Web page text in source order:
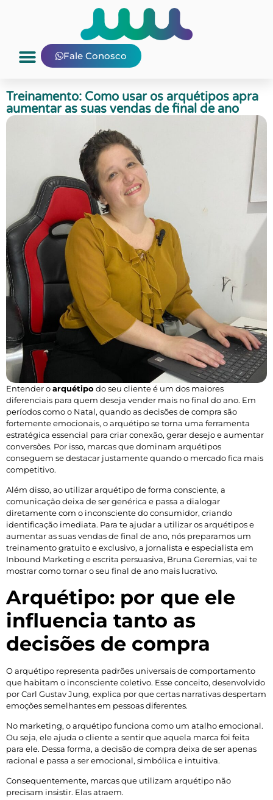
Fale Conosco
Treinamento: Como usar os arquétipos apra
aumentar as suas vendas de final de ano
Entender oarquétipo do seu cliente é um dos maiores
diferenciais para quem deseja vender mais no final do ano. Em
períodos como o Natal, quando as decisões de compra são
fortemente emocionais, o arquétipo se torna uma ferramenta
estratégica essencial para criar conexão, gerar desejo e aumentar
conversões. Por isso, marcas que dominam arquétipos
conseguem se destacar justamente quando o mercado fica mais
competitivo.
Além disso, ao utilizar arquétipo de forma consciente, a
comunicação deixa de ser genérica e passa a dialogar
diretamente com o inconsciente do consumidor, criando
identificação imediata. Para te ajudar a utilizar os arquétipos e
aumentar as suas vendas de final de ano, nós preparamos um
treinamento gratuito e exclusivo, a jornalista e especialista em
Inbound Marketing e escrita persuasiva, Bruna Geremias, vai te
mostrar como tornar o seu final de ano mais lucrativo.
Arquétipo: por que ele
influencia tanto as
decisões de compra
O arquétipo representa padrões universais de comportamento
que habitam o inconsciente coletivo. Esse conceito, desenvolvido
por Carl Gustav Jung, explica por que certas narrativas despertam
emoções semelhantes em pessoas diferentes.
No marketing, o arquétipo funciona como um atalho emocional.
Ou seja, ele ajuda o cliente a sentir que aquela marca foi feita
para ele. Dessa forma, a decisão de compra deixa de ser apenas
racional e passa a ser emocional, simbólica e intuitiva.
Consequentemente, marcas que utilizam arquétipo não
precisam insistir. Elas atraem.